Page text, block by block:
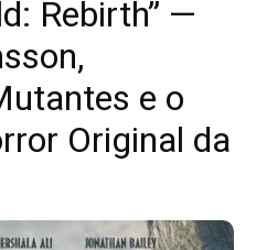
Rebirth” —
e o
Original da